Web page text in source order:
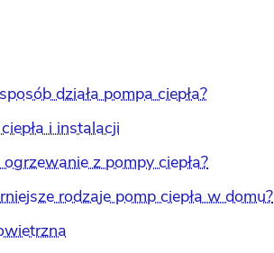
działa pompa ciepła?
i instalacji
z pompy ciepła?
rodzaje pomp ciepła w domu?